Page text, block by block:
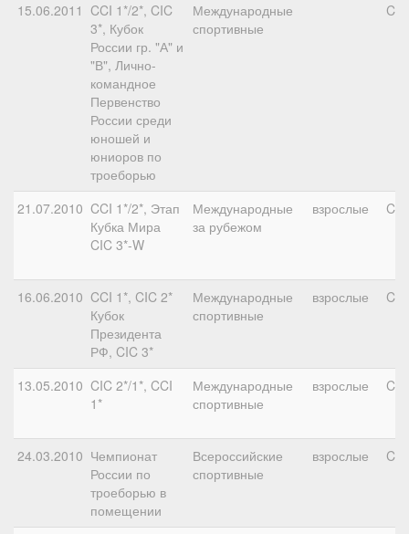
15.06.2011 CCI 1*/2*, CIC
3*, Кубок
России гр. "А" и
"В", Лично-
командное
Первенство
России среди
юношей и
юниоров по
троеборью
Международные
спортивные
21.07.2010 CCI 1*/2*, Этап
Кубка Мира
CIC 3*-W
Международные
за рубежом
взрослые
16.06.2010 CCI 1*, CIC 2*
Кубок
Президента
РФ, CIC 3*
Международные
спортивные
взрослые
13.05.2010 CIC 2*/1*, CCI
1*
Международные
спортивные
взрослые
24.03.2010 Чемпионат
России по
троеборью в
помещении
Всероссийские
спортивные
взрослые